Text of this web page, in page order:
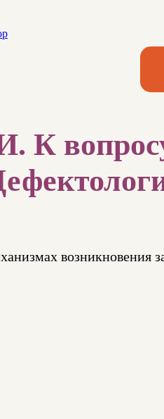
К
возникновения